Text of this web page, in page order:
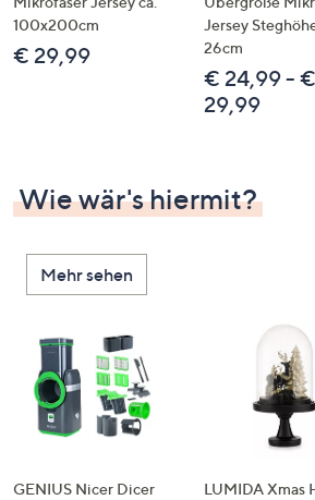
rechts,
um
diese
100x200cm
€ 29,99
Jersey
26cm
€ 24,99 - €
29,99
Wie wär's hiermit?
Mehr sehen
GENIUS Nicer Dicer
LUMIDA Xmas